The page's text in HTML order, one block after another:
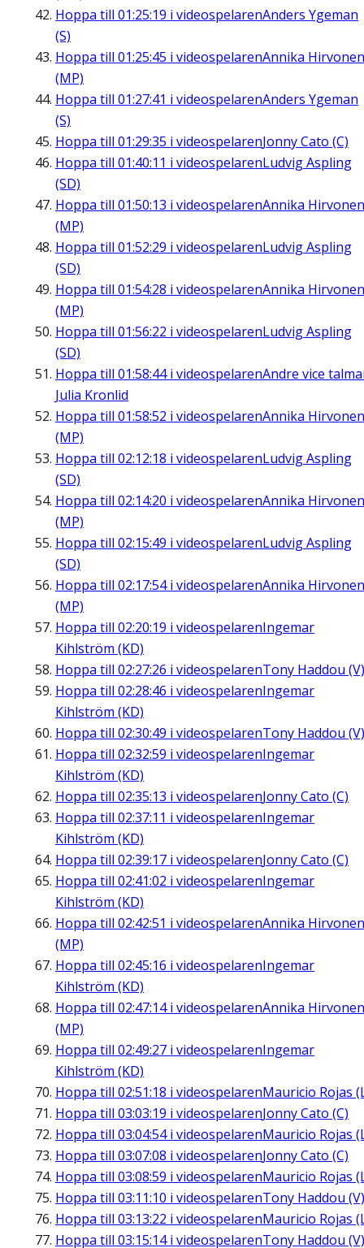
Hoppa till 01:25:19 i videospelarenAnders Ygeman
(S)
Hoppa till 01:25:45 i videospelarenAnnika Hirvonen
(MP)
Hoppa till 01:27:41 i videospelarenAnders Ygeman
(S)
Hoppa till 01:29:35 i videospelarenJonny Cato (C)
Hoppa till 01:40:11 i videospelarenLudvig Aspling
(SD)
Hoppa till 01:50:13 i videospelarenAnnika Hirvonen
(MP)
Hoppa till 01:52:29 i videospelarenLudvig Aspling
(SD)
Hoppa till 01:54:28 i videospelarenAnnika Hirvonen
(MP)
Hoppa till 01:56:22 i videospelarenLudvig Aspling
(SD)
Hoppa till 01:58:44i videospelarenAndre vice
Julia Kronlid
Hoppa till 01:58:52 i videospelarenAnnika Hirvonen
(MP)
Hoppa till 02:12:18 i videospelarenLudvig Aspling
(SD)
Hoppa till 02:14:20 i videospelarenAnnika Hirvonen
(MP)
Hoppa till 02:15:49 i videospelarenLudvig Aspling
(SD)
Hoppa till 02:17:54i videospelarenAnnika Hirvonen
(MP)
Hoppa till 02:20:19 i videospelarenIngemar
Kihlström (KD)
Hoppa till 02:27:26 i videospelarenTony Haddou (V)
Hoppa till 02:28:46 i videospelarenIngemar
Kihlström (KD)
Hoppa till 02:30:49 i videospelarenTony Haddou (V)
Hoppa till 02:32:59 i videospelarenIngemar
Kihlström (KD)
Hoppa till 02:35:13 i videospelarenJonny Cato (C)
Hoppa till 02:37:11 i videospelarenIngemar
Kihlström (KD)
Hoppa till 02:39:17 i videospelarenJonny Cato (C)
Hoppa till 02:41:02 i videospelarenIngemar
Kihlström (KD)
Hoppa till 02:42:51 i videospelarenAnnika Hirvonen
(MP)
Hoppa till 02:45:16 i videospelarenIngemar
Kihlström (KD)
Hoppa till 02:47:14i videospelarenAnnika Hirvonen
(MP)
Hoppa till 02:49:27 i videospelarenIngemar
Kihlström (KD)
Hoppa till 02:51:18 i videospelarenMauricio Rojas
Hoppa till 03:03:19 i videospelarenJonny Cato (C)
Hoppa till 03:04:54i videospelarenMauricio Rojas
Hoppa till 03:07:08 i videospelarenJonny Cato (C)
Hoppa till 03:08:59 i videospelarenMauricio Rojas
Hoppa till 03:11:10 i videospelarenTony Haddou (V)
Hoppa till 03:13:22 i videospelarenMauricio Rojas
Hoppa till 03:15:14i videospelarenTony Haddou (V)